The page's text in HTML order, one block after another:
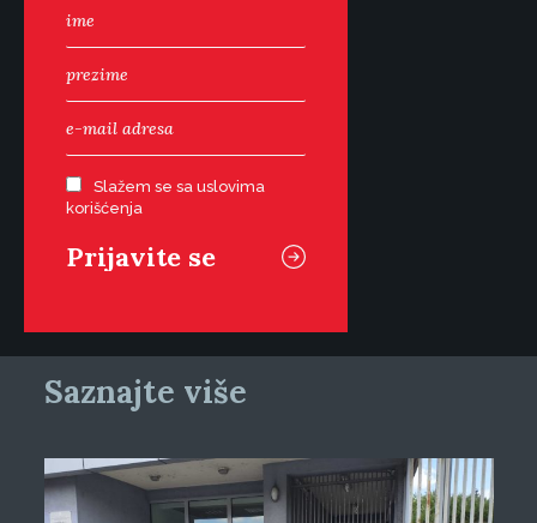
Slažem se sa uslovima
korišćenja
Saznajte više